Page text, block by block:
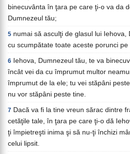
binecuvânta în ţara pe care ţi-o va da
Dumnezeul tău;
5 numai să asculţi de glasul lui Iehova,
cu scumpătate toate aceste porunci
6 Iehova, Dumnezeul tău, te va
încât vei da cu împrumut multor
împrumut de la ele; tu vei stăpâni
nu vor stăpâni peste tine.
7 Dacă va fi la tine vreun sărac dintre
cetăţile tale, în ţara pe care ţi-o dă
ţi împietreşti inima şi să nu-ţi închizi
celui lipsit.